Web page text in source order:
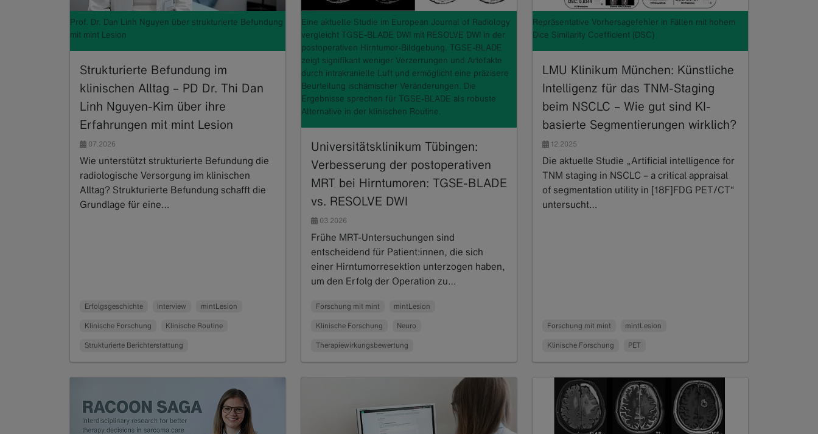
Prof. Dr. Dan Linh Nguyen über strukturierte Befundung
mit mint Lesion
Strukturierte Befundung im
klinischen Alltag – PD Dr. Thi Dan
Linh Nguyen-Kim über ihre
Erfahrungen mit mint Lesion
07.2026
Wie unterstützt strukturierte Befundung die
radiologische Versorgung im klinischen
Alltag? Strukturierte Befundung schafft die
Grundlage für eine…
Erfolgsgeschichte Interview mintLesion
Klinische Forschung Klinische Routine
Strukturierte Berichterstattung
Eine aktuelle Studie im European Journal of Radiology
vergleicht TGSE-BLADE DWI mit RESOLVE DWI in der
postoperativen Hirntumor-Bildgebung. TGSE-BLADE
zeigt signifikant weniger Verzerrungen und Artefakte
durch intrakranielle Luft und ermöglicht eine präzisere
Beurteilung ischämischer Veränderungen. Die
Ergebnisse sprechen für TGSE-BLADE als robuste
Alternative in der klinischen Routine.
Universitätsklinikum Tübingen:
Verbesserung der postoperativen
MRT bei Hirntumoren: TGSE-BLADE
vs. RESOLVE DWI
03.2026
Frühe MRT-Untersuchungen sind
entscheidend für Patient:innen, die sich
einer Hirntumorresektion unterzogen haben,
um den Erfolg der Operation zu…
Forschung mit mint mintLesion
Klinische Forschung Neuro
Therapiewirkungsbewertung
Repräsentative Vorhersagefehler in Fällen mit hohem
Dice Similarity Coefficient (DSC)
LMU Klinikum München: Künstliche
Intelligenz für das TNM-Staging
beim NSCLC – Wie gut sind KI-
basierte Segmentierungen wirklich?
12.2025
Die aktuelle Studie „Artificial intelligence for
TNM staging in NSCLC – a critical appraisal
of segmentation utility in [18F]FDG PET/CT“
untersucht…
Forschung mit mint mintLesion
Klinische Forschung PET